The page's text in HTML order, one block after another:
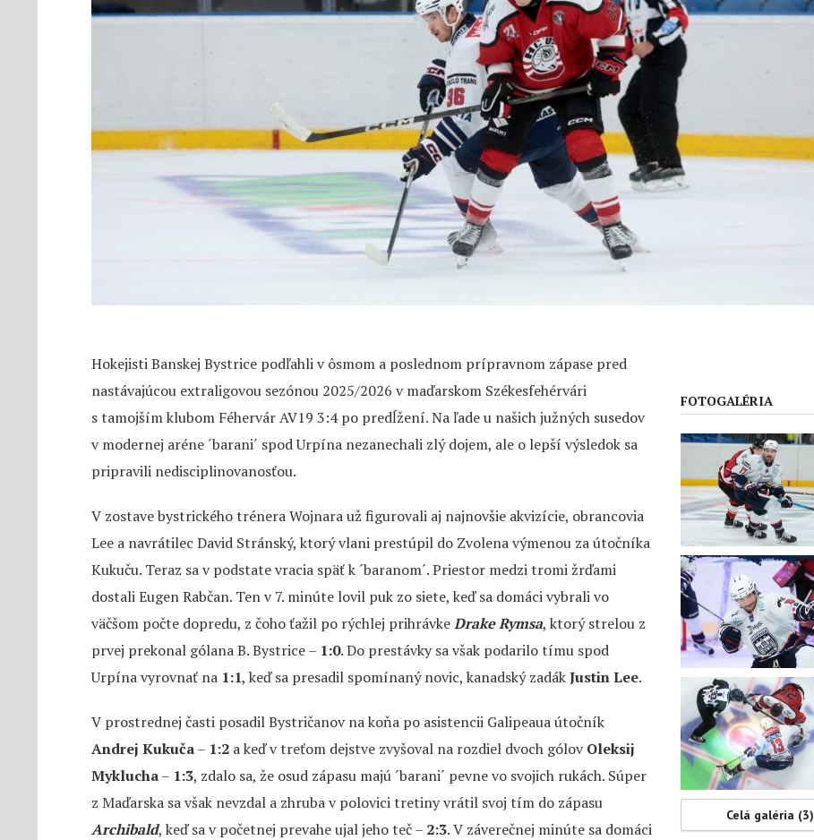
Hokejisti Banskej Bystrice podľahli v ôsmom a poslednom prípravnom zápase pred
nastávajúcou extraligovou sezónou 2025/2026 v maďarskom Székesfehérvári
s tamojším klubom Féhervár AV19 3:4 po predĺžení. Na ľade u našich južných susedov
v modernej aréne ´barani´ spod Urpína nezanechali zlý dojem, ale o lepší výsledok sa
pripravili nedisciplinovanosťou.
V zostave bystrického trénera Wojnara už figurovali aj najnovšie akvizície, obrancovia
Lee a navrátilec David Stránský, ktorý vlani prestúpil do Zvolena výmenou za útočníka
Kukuču. Teraz sa v podstate vracia späť k ´baranom´. Priestor medzi tromi žrďami
dostali Eugen Rabčan. Ten v 7. minúte lovil puk zo siete, keď sa domáci vybrali vo
väčšom počte dopredu, z čoho ťažil po rýchlej prihrávkeDrake Rymsa, ktorý strelou z
prvej prekonal gólana B. Bystrice – 1:0. Do prestávky sa však podarilo tímu spod
Urpína vyrovnať na 1:1, keď sa presadil spomínaný novic, kanadský zadákJustin Lee.
V prostrednej časti posadil Bystričanov na koňa po asistencii Galipeaua útočník
Andrej Kukuča– 1:2 a keď v treťom dejstve zvyšoval na rozdiel dvoch gólovOleksij
Myklucha– 1:3, zdalo sa, že osud zápasu majú ´barani´ pevne vo svojich rukách. Súper
z Maďarska sa však nevzdal a zhruba v polovici tretiny vrátil svoj tím do zápasu
Archibald, keď sa v početnej prevahe ujal jeho teč – 2:3. V záverečnej minúte sa domáci
FOTOGALÉRIA
Celá galéria (3)